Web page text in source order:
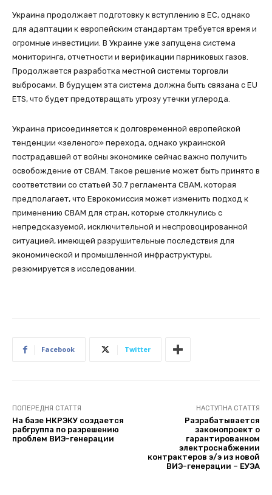
Украина продолжает подготовку к вступлению в ЕС, однако
для адаптации к европейским стандартам требуется время и
огромные инвестиции. В Украине уже запущена система
мониторинга, отчетности и верификации парниковых газов.
Продолжается разработка местной системы торговли
выбросами. В будущем эта система должна быть связана с EU
ETS, что будет предотвращать угрозу утечки углерода.
Украина присоединяется к долговременной европейской
тенденции «зеленого» перехода, однако украинской
пострадавшей от войны экономике сейчас важно получить
освобождение от CBAM. Такое решение может быть принято в
соответствии со статьей 30.7 регламента CBAM, которая
предполагает, что Еврокомиссия может изменить подход к
применению CBAM для стран, которые столкнулись с
непредсказуемой, исключительной и неспровоцированной
ситуацией, имеющей разрушительные последствия для
экономической и промышленной инфраструктуры,
резюмируется в исследовании.
Facebook Twitter
ПОПЕРЕДНЯ СТАТТЯ
На базе НКРЭКУ создается
рабгруппа по разрешению
проблем ВИЭ-генерации
НАСТУПНА СТАТТЯ
Разрабатывается
законопроект о
гарантированном
электроснабжении
контрактеров э/э из новой
ВИЭ-генерации – ЕУЭА